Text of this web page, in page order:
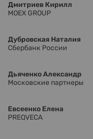
Дмитриев Кирилл
MOEX GROUP
Дубровская Наталия
Сбербанк России
Дьяченко Александр
Московские партнеры
Евсеенко Елена
PREQVECA